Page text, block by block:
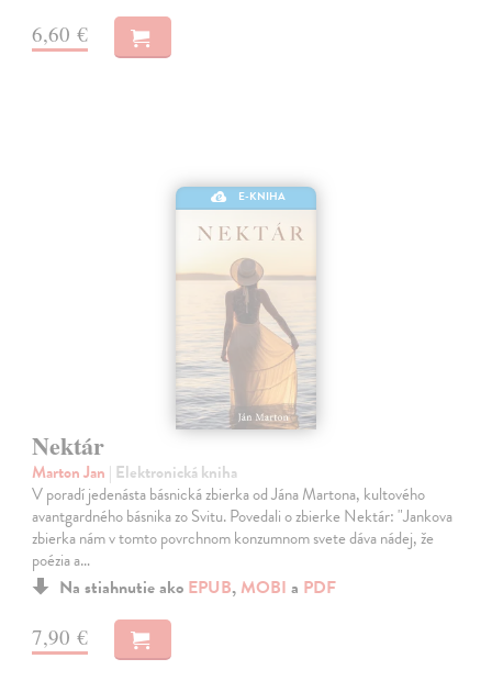
6,60 €
E-KNIHA
Nektár
Marton Jan | Elektronická kniha
V poradí jedenásta básnická zbierka od Jána Martona, kultového
avantgardného básnika zo Svitu. Povedali o zbierke Nektár: "Jankova
zbierka nám v tomto povrchnom konzumnom svete dáva nádej, že
poézia a…
Na stiahnutie ako EPUB, MOBI a PDF
7,90 €